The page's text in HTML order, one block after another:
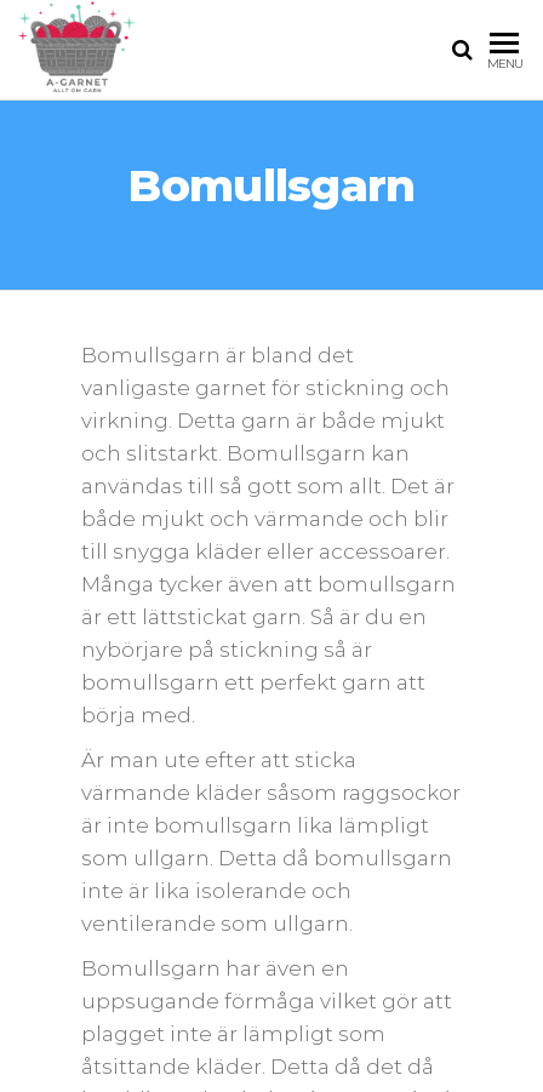
GARNET.SE
MENU
Bomullsgarn
Bomullsgarn är bland det
vanligaste garnet för stickning och
virkning. Detta garn är både mjukt
och slitstarkt. Bomullsgarn kan
användas till så gott som allt. Det är
både mjukt och värmande och blir
till snygga kläder eller accessoarer.
Många tycker även att bomullsgarn
är ett lättstickat garn. Så är du en
nybörjare på stickning så är
bomullsgarn ett perfekt garn att
börja med.
Är man ute efter att sticka
värmande kläder såsom raggsockor
är inte bomullsgarn lika lämpligt
som ullgarn. Detta då bomullsgarn
inte är lika isolerande och
ventilerande som ullgarn.
Bomullsgarn har även en
uppsugande förmåga vilket gör att
plagget inte är lämpligt som
åtsittande kläder. Detta då det då